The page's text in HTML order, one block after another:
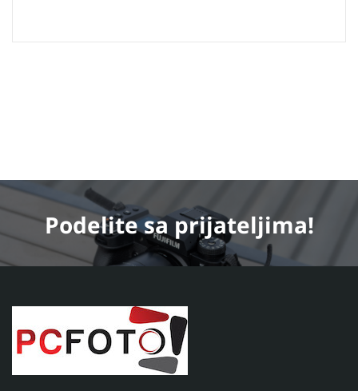
Podelitesa prijateljima!